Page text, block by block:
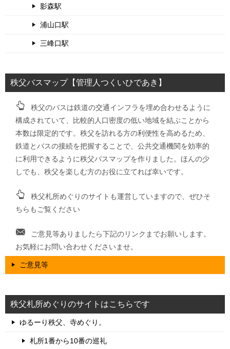
影森駅
浦山口駅
三峰口駅
秩父バスマップ【管理人つくいひであき】
秩父のバスは鉄道の交通インフラを埋め合わせるように
構成されていて、比較的人口密度の低い地域を結ぶことから
本数は限定的です。秩父を訪れる方の利便性を高めるため、
鉄道とバスの接続を把握することで、公共交通機関を効率的
に利用できるように秩父バスマップを作りました。ほんの少
しでも、秩父を楽しむ方のお役に立てれば幸いです。
秩父札所めぐりのサイトも運営していますので、ぜひそ
ちらもご覧ください
ご意見等ありましたら下記のリンクまでお願いします。
お気軽にお問い合わせくださいませ。
ご意見等
秩父札所めぐりのサイトはこちらです
ゆるーり秩父、寺めぐり。
札所1番から10番の巡礼